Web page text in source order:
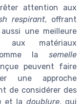
attention aux
respirant, offrant
une meilleure
aux matériaux
la semelle
peuvent faire
une approche
de considérer des
et la doublure, qui